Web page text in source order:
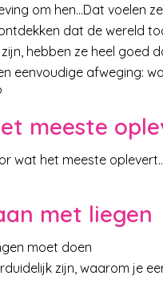
om hen…Dat voelen
dat de wereld
hebben ze heel goed
eenvoudige afweging:
meeste
wat het meeste
met liegen
moet doen
zijn, waarom je